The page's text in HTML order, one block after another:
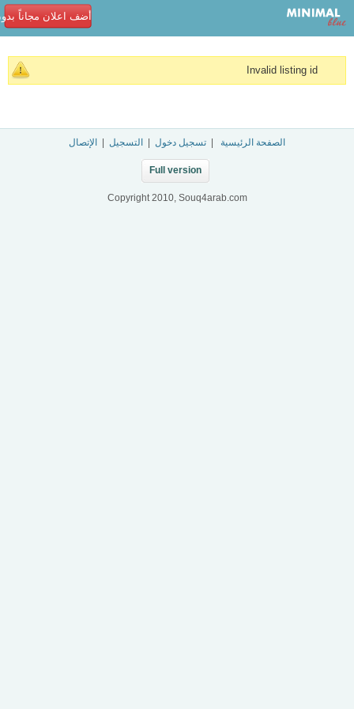
أضف اعلان مجاناً
Invalid listing id
الصفحة الرئيسية تسجيل دخول التسجيل الإتصال
Full version
Copyright 2010, Souq4arab.com